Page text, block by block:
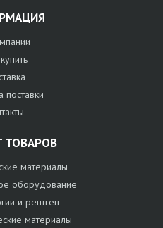
поставки
ТОВАРОВ
материалы
оборудование
и рентген
материалы